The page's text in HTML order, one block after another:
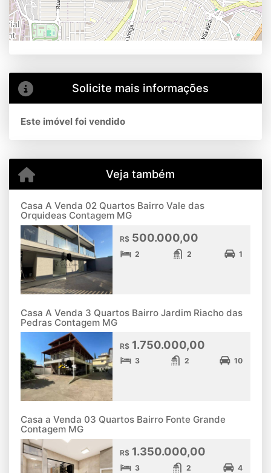
Solicite mais informações
Este imóvel foi vendido
Veja também
Casa A Venda 02 Quartos Bairro Vale das
Orquideas Contagem MG
R$ 500.000,00
2 2 1
Casa A Venda 3 Quartos Bairro Jardim Riacho das
Pedras Contagem MG
R$ 1.750.000,00
3 2 10
Casa a Venda 03 Quartos Bairro Fonte Grande
Contagem MG
R$ 1.350.000,00
3 2 4